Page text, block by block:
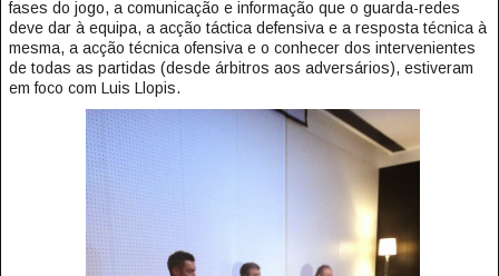
fases do jogo, a comunicação e informação que o guarda-redes
deve dar à equipa, a acção táctica defensiva e a resposta técnica à
mesma, a acção técnica ofensiva e o conhecer dos intervenientes
de todas as partidas (desde árbitros aos adversários), estiveram
em foco com Luis Llopis.